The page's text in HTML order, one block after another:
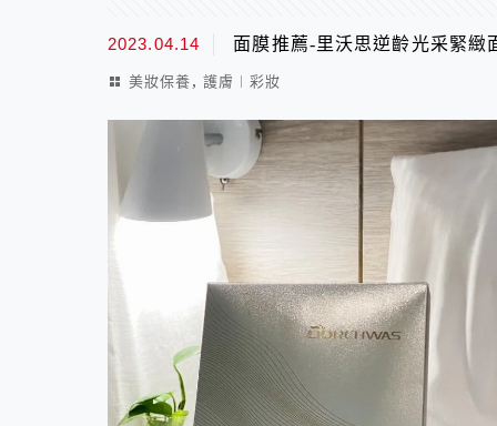
LIORCHWAS
2023.04.14 面膜推薦-里沃思逆齡光采緊緻
美妝保養 , 護膚︱彩妝